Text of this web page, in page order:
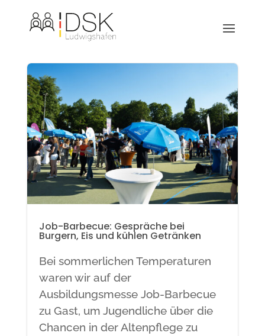
Job-Barbecue: Gespräche bei
Burgern, Eis und kühlen Getränken
Bei sommerlichen Temperaturen
waren wir auf der
Ausbildungsmesse Job-Barbecue
zu Gast, um Jugendliche über die
Chancen in der Altenpflege zu